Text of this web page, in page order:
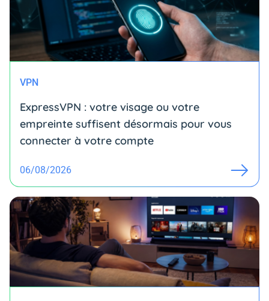
VPN
ExpressVPN : votre visage ou votre
empreinte suffisent désormais pour vous
connecter à votre compte
06/08/2026